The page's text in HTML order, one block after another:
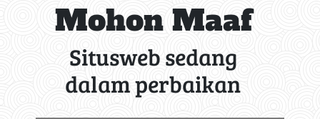
Mohon Maaf
Situsweb sedang
dalam perbaikan